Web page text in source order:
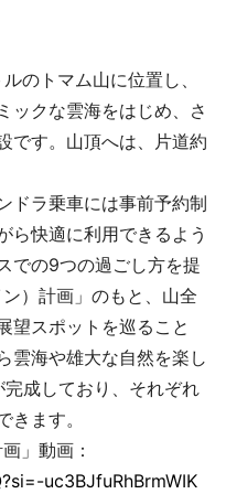
のトマム山に位置し、
ックな雲海をはじめ、さ
です。山頂へは、片道約
ドラ乗車には事前予約制
ら快適に利用できるよう
での9つの過ごし方を提
）計画」のもと、山全
望スポットを巡ること
雲海や雄大な自然を楽し
成しており、それぞれ
ます。
」動画：
uc3BJfuRhBrmWIK